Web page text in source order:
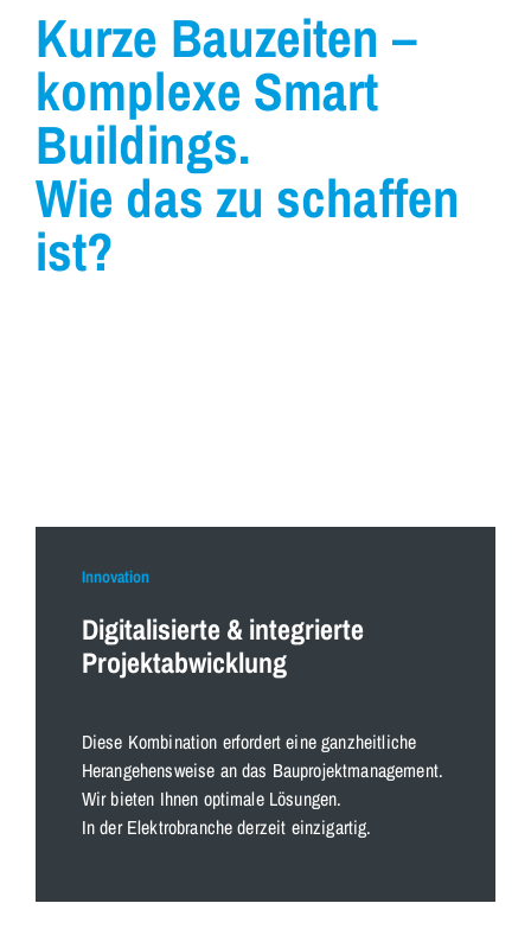
Kurze Bauzeiten –
komplexe Smart
Buildings.
Wie das zu schaffen
ist?
Innovation
Digitalisierte & integrierte
Projektabwicklung
Diese Kombination erfordert eine ganzheitliche
Herangehensweise an das Bauprojektmanagement.
Wir bieten Ihnen optimale Lösungen.
In der Elektrobranche derzeit einzigartig.